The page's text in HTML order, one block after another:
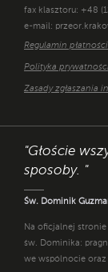
fax klasztoru: +48
e-mail:
Regulamin płatności
Polityka prywatności
Zasady zgłaszania
"Głoście
sposoby. "
Św. Dominik
Na oficjalnej
św. Dominika:
we wspólnocie oraz